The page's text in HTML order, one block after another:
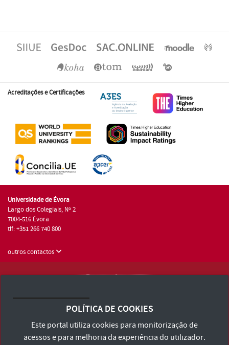
Acreditações e Certificações
Universidade de Évora
Largo dos Colegiais, Nº 2
7004-516 Évora
tlf: +351 266 740 800
outros contactos
Consulte os Termos e Condições e Política de Privacidade
Declaração de Acessibilidade
POLÍTICA DE COOKIES
Este portal utiliza cookies para monitorização de
acessos e para melhoria da experiência do utilizador.